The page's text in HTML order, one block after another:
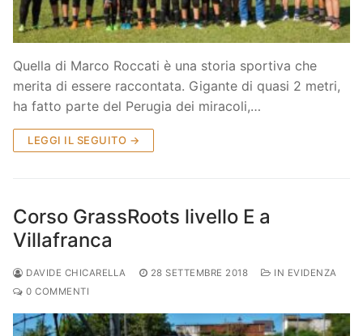
Quella di Marco Roccati è una storia sportiva che
merita di essere raccontata. Gigante di quasi 2 metri,
ha fatto parte del Perugia dei miracoli,…
LEGGI IL SEGUITO →
Corso GrassRoots livello E a
Villafranca
DAVIDE CHICARELLA 28 SETTEMBRE 2018
IN EVIDENZA
0 COMMENTI